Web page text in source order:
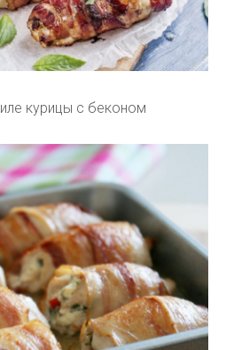
курицы с беконом